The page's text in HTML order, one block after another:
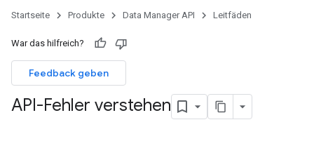
Startseite Produkte Data Manager API Leitfäden
War das hilfreich?
Feedback geben
API-Fehler verstehen